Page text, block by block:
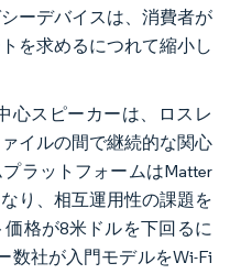
ーデバイスは、消費者が
を求めるにつれて縮小し
心スピーカーは、ロスレ
イルの間で継続的な関心
ラットフォームはMatter
り、相互運用性の課題を
格が8米ドルを下回るに
数社が入門モデルをWi-Fi